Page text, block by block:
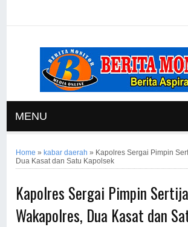
MENU
Home » kabar daerah » Kapolres Sergai Pimpin
Dua Kasat dan Satu Kapolsek
Kapolres Sergai Pimpin
Wakapolres, Dua Kasat dan